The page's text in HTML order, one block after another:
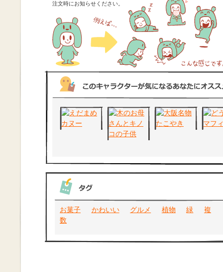
注文時にお知らせください。
お菓子 かわいい グルメ 植物 緑
複
数